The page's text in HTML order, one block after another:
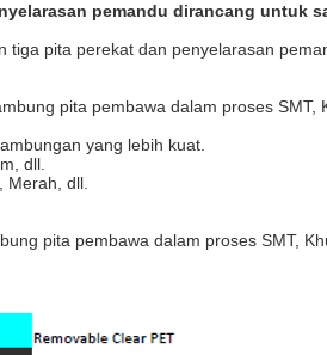
pemandu dirancang untuk
tiga pita perekat dan penyelarasan
pita pembawa dalam proses
yang lebih kuat.
dll.
Merah, dll.
pita pembawa dalam proses SMT,